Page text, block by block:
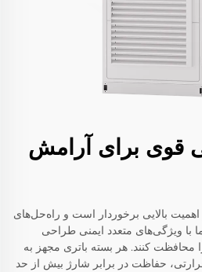
قوی برای آرامش
بالایی برخوردار است و راه‌حل‌های
با ویژگی‌های متعدد ایمنی طراحی
محافظت کنند. هر بسته باتری مجهز به
حفاظت در برابر شارژ بیش از حد